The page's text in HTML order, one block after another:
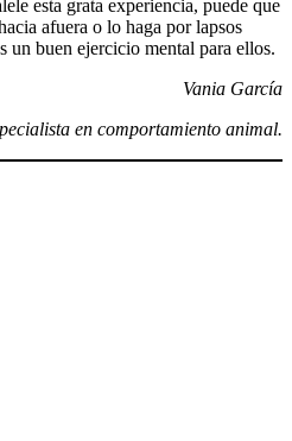
esta grata experiencia, puede que
afuera o lo haga por lapsos
un buen ejercicio mental para ellos.
Vania García
en comportamiento animal.